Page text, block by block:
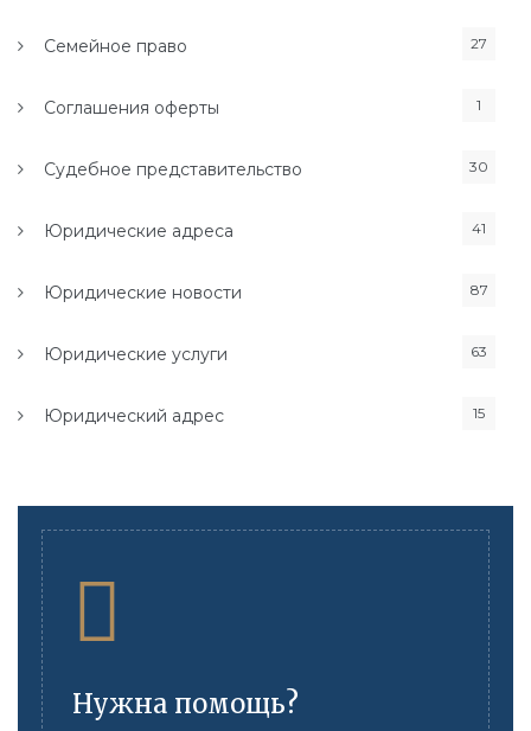
Семейное право 27
Соглашения оферты 1
Судебное представительство 30
Юридические адреса 41
Юридические новости 87
Юридические услуги 63
Юридический адрес 15
Нужна помощь?